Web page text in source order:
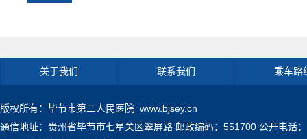
关于我们 联系我们 乘车路
版权所有：毕节市第二人民医院 www.bjsey.cn
通信地址：贵州省毕节市七星关区翠屏路 邮政编码：551700 公开电